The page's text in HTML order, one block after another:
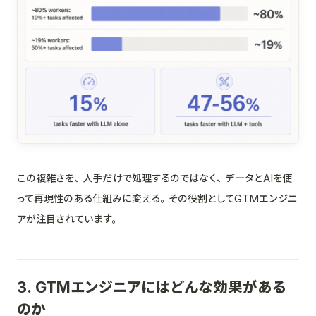
この複雑さを、人手だけで処理するのではなく、データとAIを使
って再現性のある仕組みに変える。その役割としてGTMエンジニ
アが注目されています。
3. GTMエンジニアにはどんな効果がある
のか